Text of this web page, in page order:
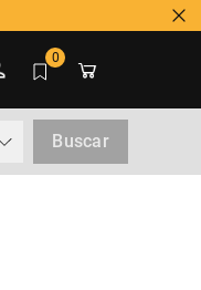
Tienes duda? Contactar
0
Buscar